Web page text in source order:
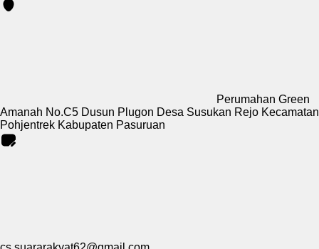
Perumahan Green
Amanah No.C5 Dusun Plugon Desa Susukan Rejo Kecamatan
Pohjentrek Kabupaten Pasuruan